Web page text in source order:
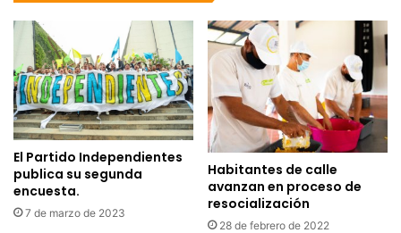
El Partido Independientes
publica su segunda
encuesta.
7 de marzo de 2023
Habitantes de calle
avanzan en proceso de
resocialización
28 de febrero de 2022